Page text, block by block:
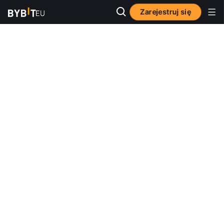
Zarejestruj się